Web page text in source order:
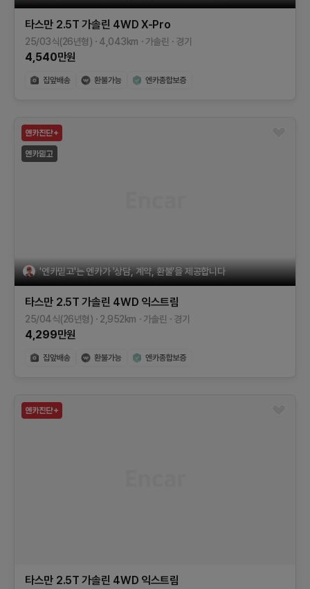
타스만 2.5T 가솔린 4WD X-Pro
25/03식(26년형) 4,043km 가솔린 경기
4,540만원
'엔카믿고'는 엔카가 '상담, 계약, 환불'을 제공합니다
타스만 2.5T 가솔린 4WD 익스트림
25/04식(26년형) 2,952km 가솔린 경기
4,299만원
타스만 2.5T 가솔린 4WD 익스트림